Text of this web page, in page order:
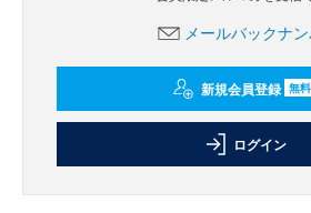
メールバックナ
新規会員登録 無料
ログイン